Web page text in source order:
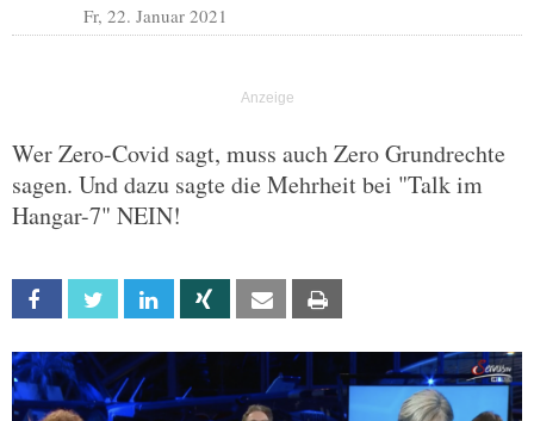
Fr, 22. Januar 2021
Wer Zero-Covid sagt, muss auch Zero Grundrechte
sagen. Und dazu sagte die Mehrheit bei "Talk im
Hangar-7" NEIN!
Facebook Twitter Linkedin Xing Email